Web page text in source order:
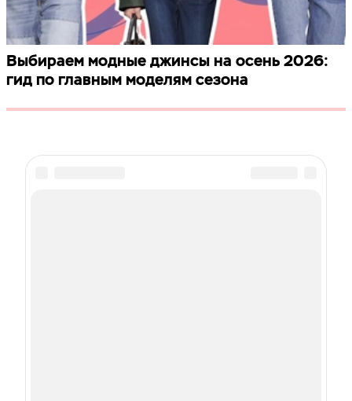
Выбираем модные джинсы на осень 2026:
гид по главным моделям сезона